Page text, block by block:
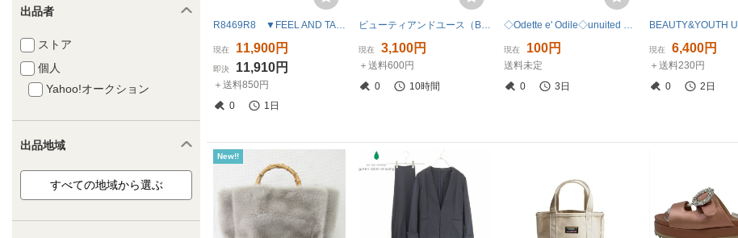
出品者
ストア
個人
Yahoo!オークション
出品地域
現在 11,900円
即決 11,910円
＋送料850円
0
1日
現在 3,100円
＋送料600円
0
10時間
現在 100円
送料未定
0
3日
現在 6,400円
＋送料230円
0
2日
New!!